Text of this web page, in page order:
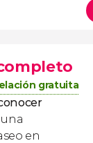
gratuita
en